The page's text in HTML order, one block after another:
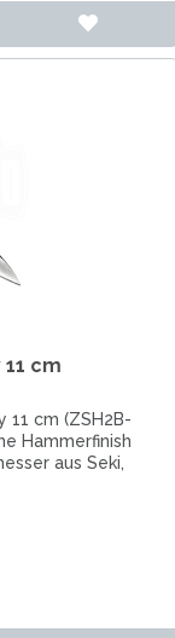
cm
11 cm (ZSH2B-
Hammerfinish
aus Seki,